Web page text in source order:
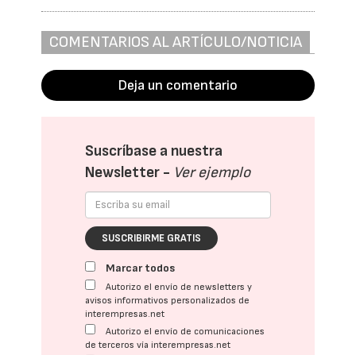
COMENTARIOS AL ARTÍCULO/NOTICIA
Deja un comentario
Suscríbase a nuestra
Newsletter - Ver ejemplo
SUSCRIBIRME GRATIS
Marcar todos
Autorizo el envío de newsletters y
avisos informativos personalizados de
interempresas.net
Autorizo el envío de comunicaciones
de terceros vía interempresas.net